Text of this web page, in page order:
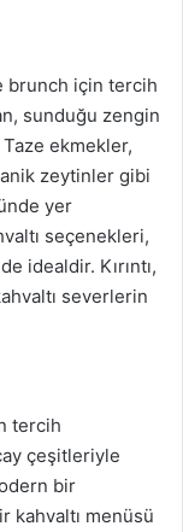
brunch için tercih
sunduğu zengin
ekmekler,
zeytinler gibi
yer
seçenekleri,
idealdir. Kırıntı,
severlerin
tercih
çeşitleriyle
bir
kahvaltı menüsü